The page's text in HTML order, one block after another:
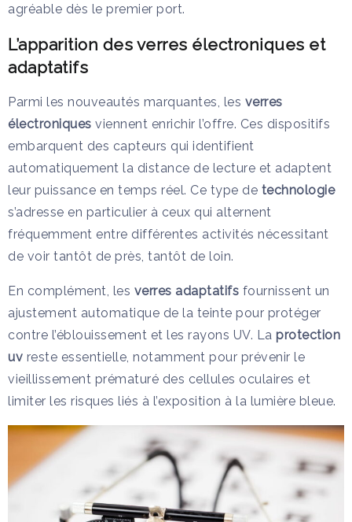
agréable dès le premier port.
L’apparition des verres électroniques et
adaptatifs
Parmi les nouveautés marquantes, les verres
électroniques viennent enrichir l’offre. Ces dispositifs
embarquent des capteurs qui identifient
automatiquement la distance de lecture et adaptent
leur puissance en temps réel. Ce type de technologie
s’adresse en particulier à ceux qui alternent
fréquemment entre différentes activités nécessitant
de voir tantôt de près, tantôt de loin.
En complément, les verres adaptatifs fournissent un
ajustement automatique de la teinte pour protéger
contre l’éblouissement et les rayons UV. La protection
uv reste essentielle, notamment pour prévenir le
vieillissement prématuré des cellules oculaires et
limiter les risques liés à l’exposition à la lumière bleue.